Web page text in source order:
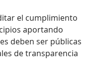
el cumplimiento
aportando
deben ser públicas
de transparencia